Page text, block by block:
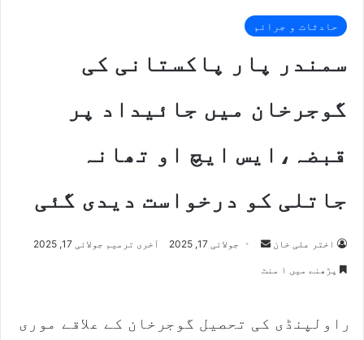
حادثات و جرائم
سمندر پار پاکستانی کی
گوجرخان میں جائیداد پر
قبضہ،ایس ایچ او تھانہ
جاتلی کو درخواست دیدی گئی
اختر علی خان جولائی 17, 2025 آخری ترمیم جولائی 17, 2025
پڑھنے میں ۱ منٹ
راولپنڈی کی تحصیل گوجرخان کے علاقے موری